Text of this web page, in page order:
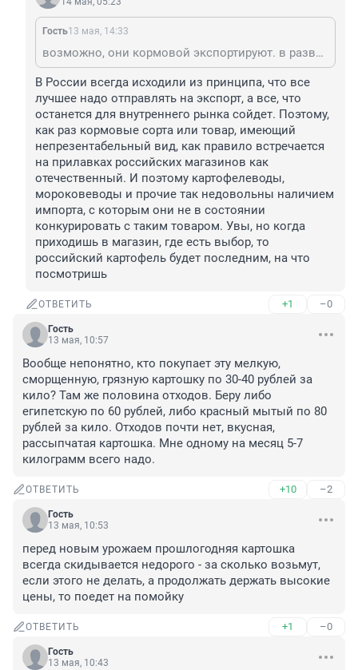
Гость13 мая, 14:33
возможно, они кормовой экспортируют. в развитых странах его проще купить заграницей, нежели занимать свои хорошие почвы под дешевую культуру. с фуражным зерном та же тема. Те же итальянцы под дорогие сорта пасты растят пшеницу у себя, а фураж покупают.
В России всегда исходили из принципа, что все
лучшее надо отправлять на экспорт, а все, что
останется для внутреннего рынка сойдет. Поэтому,
как раз кормовые сорта или товар, имеющий
непрезентабельный вид, как правило встречается
на прилавках российских магазинов как
отечественный. И поэтому картофелеводы,
мороковеводы и прочие так недовольны наличием
импорта, с которым они не в состоянии
конкурировать с таким товаром. Увы, но когда
приходишь в магазин, где есть выбор, то
российский картофель будет последним, на что
посмотришь
ОТВЕТИТЬ +1 –0
Гость
13 мая, 10:57
Вообще непонятно, кто покупает эту мелкую,
сморщенную, грязную картошку по 30-40 рублей за
кило? Там же половина отходов. Беру либо
египетскую по 60 рублей, либо красный мытый по 80
рублей за кило. Отходов почти нет, вкусная,
рассыпчатая картошка. Мне одному на месяц 5-7
килограмм всего надо.
ОТВЕТИТЬ +10 –2
Гость
13 мая, 10:53
перед новым урожаем прошлогодняя картошка
всегда скидывается недорого - за сколько возьмут,
если этого не делать, а продолжать держать высокие
цены, то поедет на помойку
ОТВЕТИТЬ +1 –0
Гость
13 мая, 10:43